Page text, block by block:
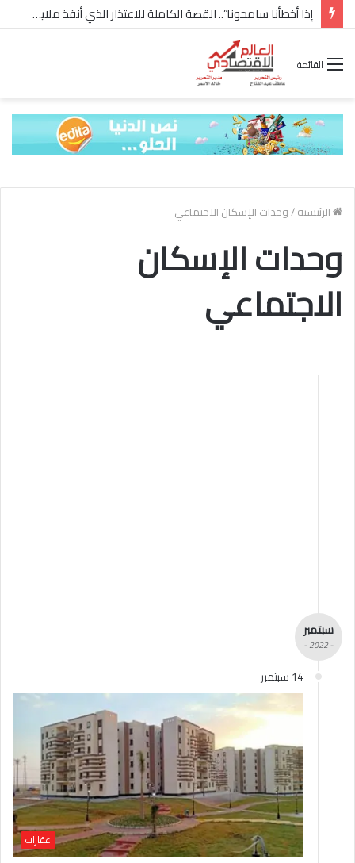
إذا أخطأنا سامحونا”.. القصة الكاملة للاعتذار الذي أنقذ ملايين “إعمار” في الساحل الشمالي
القائمة
الرئيسية/وحدات الإسكان الاجتماعي
وحدات الإسكان
الاجتماعي
سبتمبر
- 2022 -
14 سبتمبر
عقارات